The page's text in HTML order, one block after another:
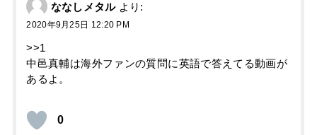
ななしメタル より:
2020年9月25日 12:20 PM
>>1
中邑真輔は海外ファンの質問に英語で答えてる動画が
あるよ。
0